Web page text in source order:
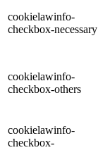
cookielawinfo-
checkbox-necessary
cookielawinfo-
checkbox-others
cookielawinfo-
checkbox-